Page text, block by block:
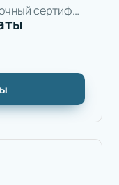
Москва, Gift certificate, Подарочный сертификат